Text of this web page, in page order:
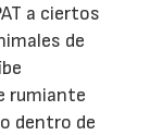
a ciertos
de
rumiante
dentro de